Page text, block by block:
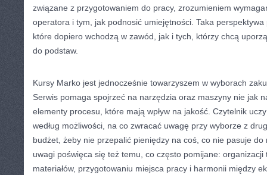
związane z przygotowaniem do pracy, zrozumieniem
operatora i tym, jak podnosić umiejętności. Taka
które dopiero wchodzą w zawód, jak i tych, którzy chcą
do podstaw.
Kursy Marko jest jednocześnie towarzyszem w wyborach
Serwis pomaga spojrzeć na narzędzia oraz maszyny nie jak
elementy procesu, które mają wpływ na jakość. Czytelnik
według możliwości, na co zwracać uwagę przy wyborze z
budżet, żeby nie przepalić pieniędzy na coś, co nie pasuje
uwagi poświęca się też temu, co często pomijane:
materiałów, przygotowaniu miejsca pracy i harmonii między